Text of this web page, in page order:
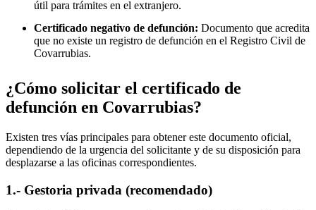
útil para trámites en el extranjero.
Certificado negativo de defunción: Documento que acredita
que no existe un registro de defunción en el Registro Civil de
Covarrubias.
¿Cómo solicitar el certificado de
defunción en Covarrubias?
Existen tres vías principales para obtener este documento oficial,
dependiendo de la urgencia del solicitante y de su disposición para
desplazarse a las oficinas correspondientes.
1.- Gestoria privada (recomendado)